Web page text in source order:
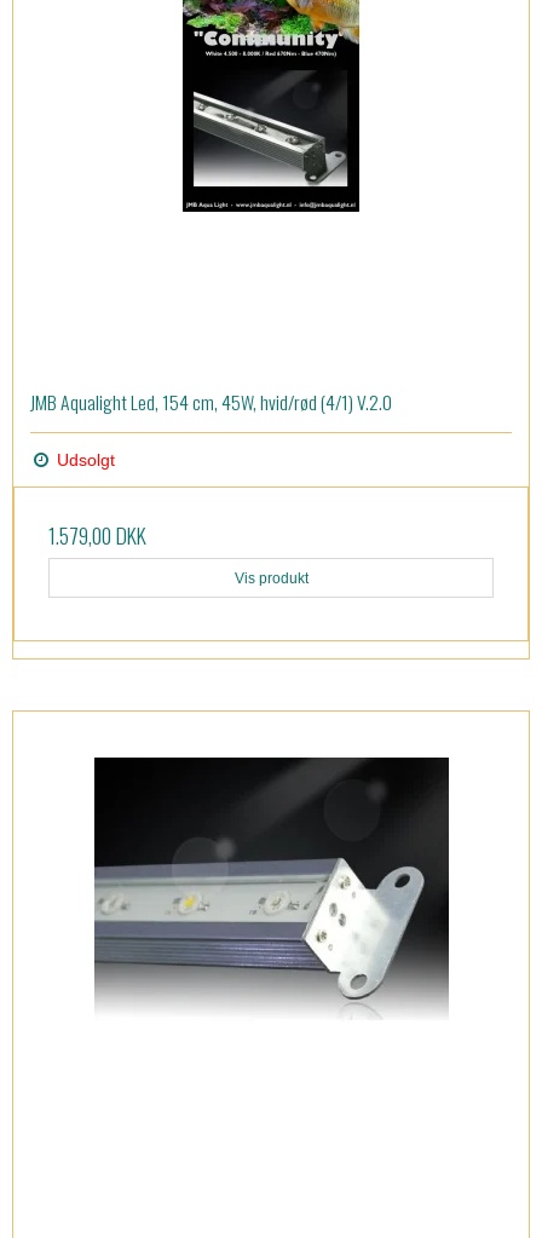
JMB Aqualight Led, 154 cm, 45W, hvid/rød (4/1) V.2.0
Udsolgt
1.579,00 DKK
Vis produkt